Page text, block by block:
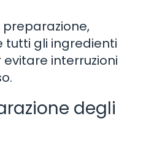
preparazione,
tutti gli ingredienti
interruzioni
degli